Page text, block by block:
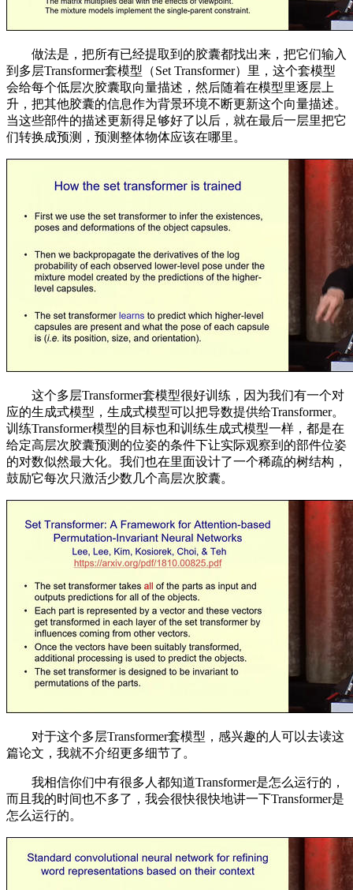
做法是，把所有已经提取到的胶囊都找出来，把它们输入
到多层Transformer套模型（Set Transformer）里，这个套模型
会给每个低层次胶囊取向量描述，然后随着在模型里逐层上
升，把其他胶囊的信息作为背景环境不断更新这个向量描述。
当这些部件的描述更新得足够好了以后，就在最后一层里把它
们转换成预测，预测整体物体应该在哪里。
这个多层Transformer套模型很好训练，因为我们有一个对
应的生成式模型，生成式模型可以把导数提供给Transformer。
训练Transformer模型的目标也和训练生成式模型一样，都是在
给定高层次胶囊预测的位姿的条件下让实际观察到的部件位姿
的对数似然最大化。我们也在里面设计了一个稀疏的树结构，
鼓励它每次只激活少数几个高层次胶囊。
对于这个多层Transformer套模型，感兴趣的人可以去读这
篇论文，我就不介绍更多细节了。
我相信你们中有很多人都知道Transformer是怎么运行的，
而且我的时间也不多了，我会很快很快地讲一下Transformer是
怎么运行的。